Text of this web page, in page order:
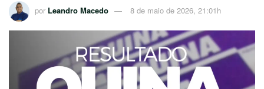
por Leandro Macedo 8 de maio de 2026, 21:01h